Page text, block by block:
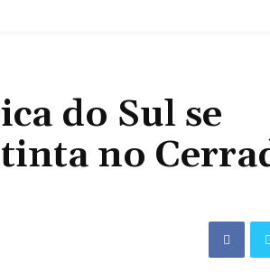
do Sul se
no